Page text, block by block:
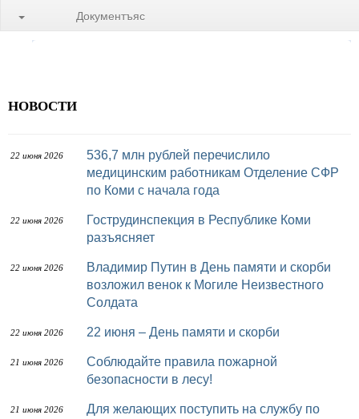
Документъяс
НОВОСТИ
22 июня 2026
536,7 млн рублей перечислило
медицинским работникам Отделение СФР
по Коми с начала года
22 июня 2026
Гострудинспекция в Республике Коми
разъясняет
22 июня 2026
Владимир Путин в День памяти и скорби
возложил венок к Могиле Неизвестного
Солдата
22 июня 2026 22 июня – День памяти и скорби
21 июня 2026
Соблюдайте правила пожарной
безопасности в лесу!
21 июня 2026
Для желающих поступить на службу по